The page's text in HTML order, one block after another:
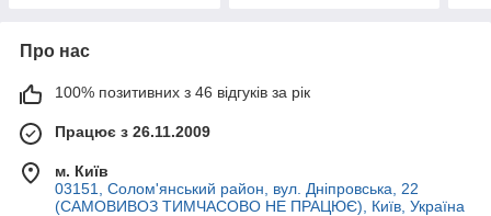
Про нас
100% позитивних з 46 відгуків за рік
Працює з 26.11.2009
м. Київ
03151, Солом'янський район, вул. Дніпровська, 22
(САМОВИВОЗ ТИМЧАСОВО НЕ ПРАЦЮЄ), Київ, Україна